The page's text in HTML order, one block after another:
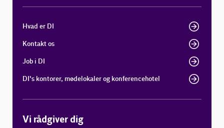
Hvad er DI
Kontakt os
Job i DI
DI's kontorer, mødelokaler og konferencehotel
Vi rådgiver dig